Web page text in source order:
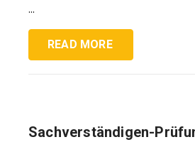
...
READ MORE
Sachverständigen-